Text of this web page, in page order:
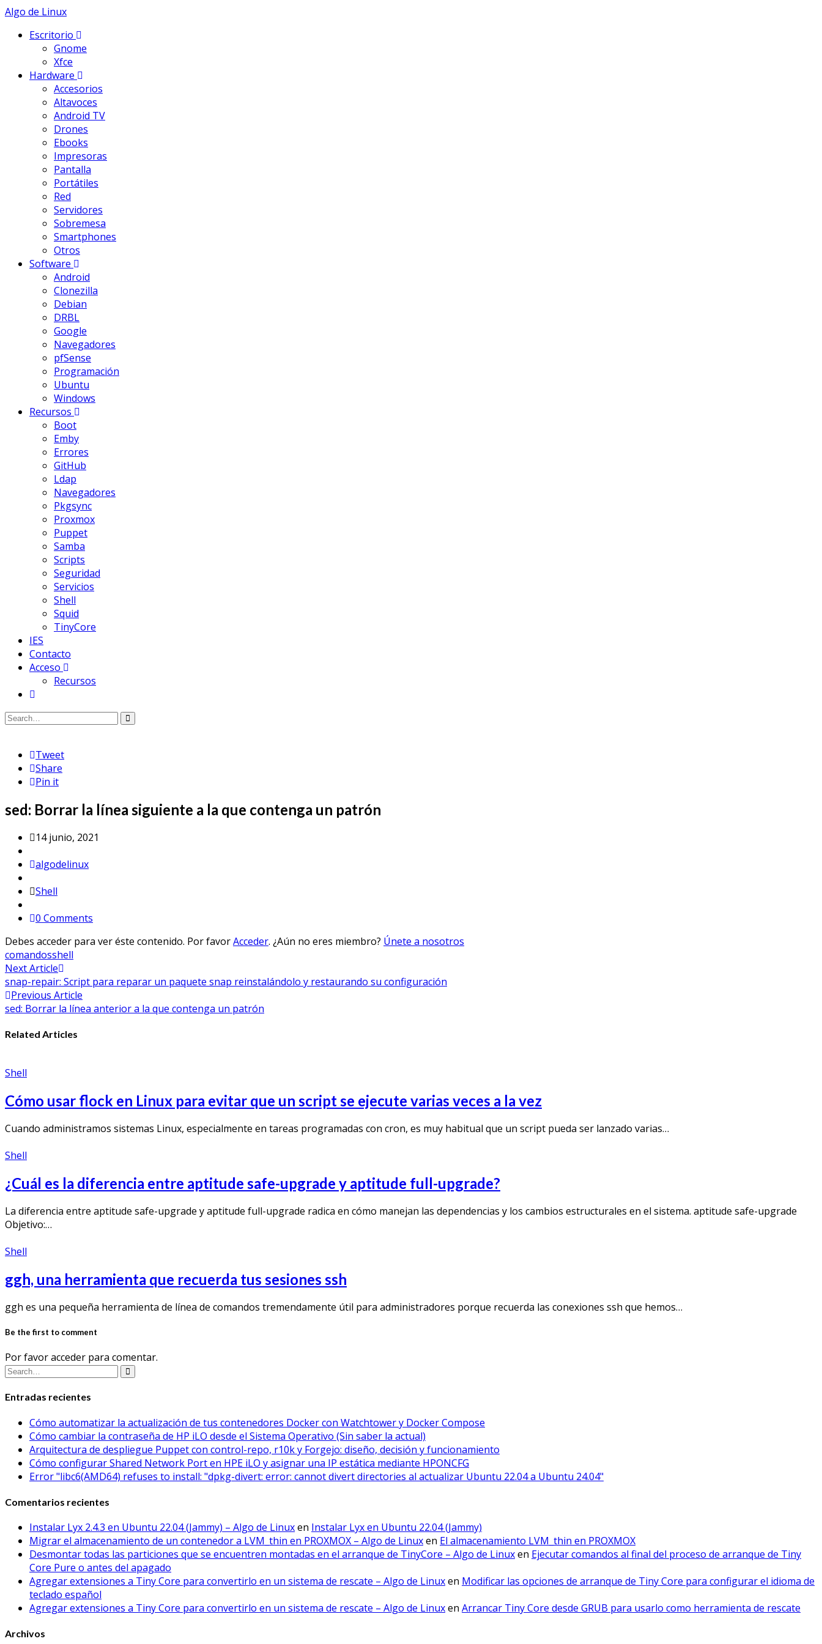
Skip
content
Algo de Linux
Escritorio
Gnome
Xfce
Hardware
Accesorios
Altavoces
Android TV
Drones
Ebooks
Impresoras
Pantalla
Portátiles
Red
Servidores
Sobremesa
Smartphones
Otros
Software
Android
Clonezilla
Debian
DRBL
Google
Navegadores
pfSense
Programación
Ubuntu
Windows
Recursos
Boot
Emby
Errores
GitHub
Ldap
Navegadores
Pkgsync
Proxmox
Puppet
Samba
Scripts
Seguridad
Servicios
Shell
Squid
TinyCore
IES
Contacto
Acceso
Recursos
Tweet
Share
Pin it
sed: Borrar la línea siguiente a la que contenga un patrón
14 junio, 2021
algodelinux
Shell
0 Comments
Debes acceder para ver éste contenido. Por favorAcceder. ¿Aún no eres miembro? Únete a nosotros
comandosshell
Navegación
de
entradas
Next Article
snap-repair: Script para reparar un paquete snap reinstalándolo y restaurando su configuración
Previous Article
sed: Borrar la línea anterior a la que contenga un patrón
Related Articles
Shell
Cómo usar flock en Linux para evitar que un script se ejecute varias veces a la vez
Cuando administramos sistemas Linux, especialmente en tareas programadas con cron, es muy habitual que un script pueda ser lanzado varias…
Shell
¿Cuál es la diferencia entre aptitude safe-upgrade y aptitude full-upgrade?
La diferencia entre aptitude safe-upgrade y aptitude full-upgrade radica en cómo manejan las dependencias y los cambios estructurales en el sistema. aptitude safe-upgrade
Objetivo:…
Shell
ggh, una herramienta que recuerda tus sesiones ssh
ggh es una pequeña herramienta de línea de comandos tremendamente útil para administradores porque recuerda las conexiones ssh que hemos…
Be the first to comment
Por favor acceder para comentar.
Entradas recientes
Cómo automatizar la actualización de tus contenedores Docker con Watchtower y Docker Compose
Cómo cambiar la contraseña de HP iLO desde el Sistema Operativo (Sin saber la actual)
Arquitectura de despliegue Puppet con control-repo, r10k y Forgejo: diseño, decisión y funcionamiento
Cómo configurar Shared Network Port en HPE iLO y asignar una IP estática mediante HPONCFG
Error "libc6(AMD64) refuses to install: "dpkg-divert: error: cannot divert directories al actualizar Ubuntu 22.04 a Ubuntu 24.04"
Comentarios recientes
Instalar Lyx 2.4.3 en Ubuntu 22.04 (Jammy) – Algo de Linuxen Instalar Lyx en Ubuntu 22.04 (Jammy)
Migrar el almacenamiento de un contenedor a LVM_thin en PROXMOX – Algo de Linuxen El almacenamiento LVM_thin en PROXMOX
Desmontar todas las particiones que se encuentren montadas en el arranque de TinyCore – Algo de Linuxen Ejecutar comandos al final del proceso de arranque de Tiny
Core Pure o antes del apagado
Agregar extensiones a Tiny Core para convertirlo en un sistema de rescate – Algo de Linuxen Modificar las opciones de arranque de Tiny Core para configurar el idioma de
teclado español
Agregar extensiones a Tiny Core para convertirlo en un sistema de rescate – Algo de Linuxen Arrancar Tiny Core desde GRUB para usarlo como herramienta de rescate
Archivos